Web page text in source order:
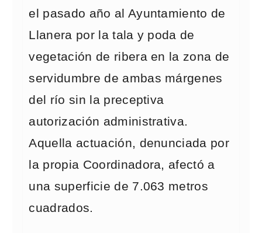
el pasado año al Ayuntamiento de
Llanera por la tala y poda de
vegetación de ribera en la zona de
servidumbre de ambas márgenes
del río sin la preceptiva
autorización administrativa.
Aquella actuación, denunciada por
la propia Coordinadora, afectó a
una superficie de 7.063 metros
cuadrados.